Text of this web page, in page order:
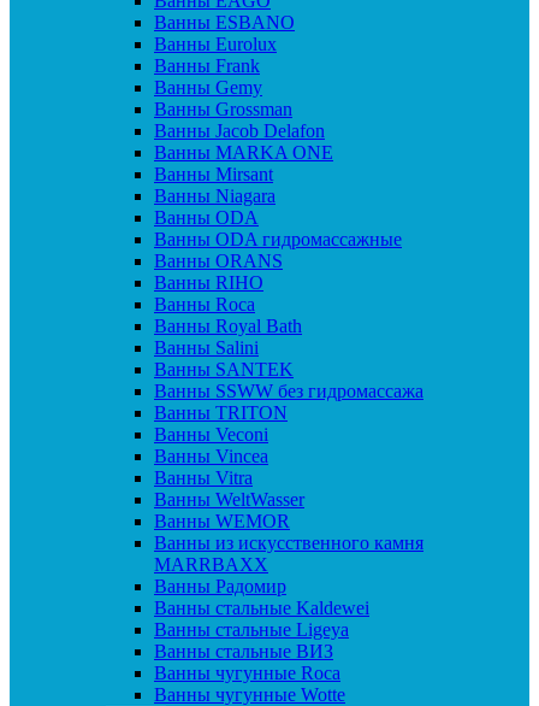
Ванны ESBANO
Ванны Eurolux
Ванны Frank
Ванны Gemy
Ванны Grossman
Ванны Jacob Delafon
Ванны MARKA ONE
Ванны Mirsant
Ванны Niagara
Ванны ODA
Ванны ODA гидромассажные
Ванны ORANS
Ванны RIHO
Ванны Roca
Ванны Royal Bath
Ванны Salini
Ванны SANTEK
Ванны SSWW без гидромассажа
Ванны TRITON
Ванны Veconi
Ванны Vincea
Ванны Vitra
Ванны WeltWasser
Ванны WEMOR
Ванны из искусственного камня
MARRBAXX
Ванны Радомир
Ванны стальные Kaldewei
Ванны стальные Ligeya
Ванны стальные ВИЗ
Ванны чугунные Roca
Ванны чугунные Wotte